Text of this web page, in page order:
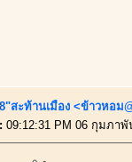
สะท้านเมือง <ข้าวหอม
09:12:31 PM 06 กุมภาพั